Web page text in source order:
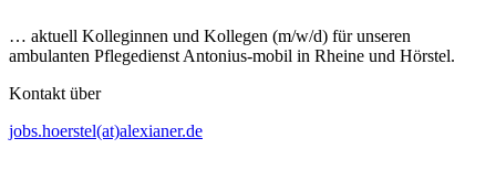
… aktuell Kolleginnen und Kollegen (m/w/d) für unseren
ambulanten Pflegedienst Antonius-mobil in Rheine und Hörstel.
Kontakt über
jobs.hoerstel(at)alexianer.de